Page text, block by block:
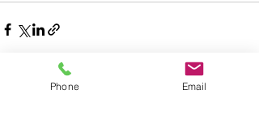
Phone Email